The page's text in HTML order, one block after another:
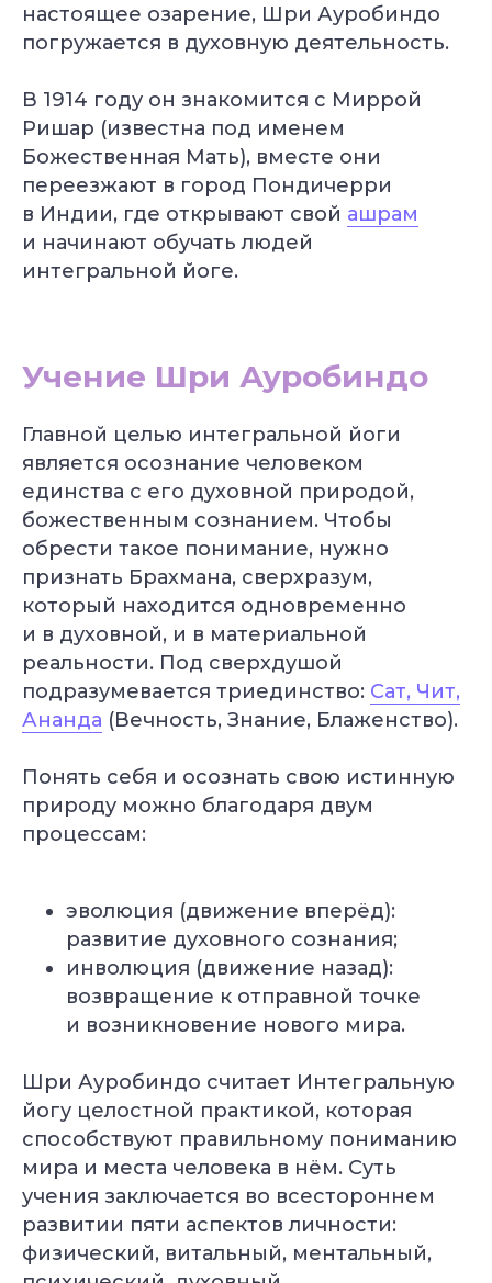
настоящее озарение, Шри Ауробиндо
погружается в духовную деятельность.
В 1914 году он знакомится с Миррой
Ришар (известна под именем
Божественная Мать), вместе они
переезжают в город Пондичерри
в Индии, где открывают свой ашрам
и начинают обучать людей
интегральной йоге.
Учение Шри Ауробиндо
Главной целью интегральной йоги
является осознание человеком
единства с его духовной природой,
божественным сознанием. Чтобы
обрести такое понимание, нужно
признать Брахмана, сверхразум,
который находится одновременно
и в духовной, и в материальной
реальности. Под сверхдушой
подразумевается триединство: Сат, Чит,
Ананда (Вечность, Знание, Блаженство).
Понять себя и осознать свою истинную
природу можно благодаря двум
процессам:
эволюция (движение вперёд):
развитие духовного сознания;
инволюция (движение назад):
возвращение к отправной точке
и возникновение нового мира.
Шри Ауробиндо считает Интегральную
йогу целостной практикой, которая
способствуют правильному пониманию
мира и места человека в нём. Суть
учения заключается во всестороннем
развитии пяти аспектов личности:
физический, витальный, ментальный,